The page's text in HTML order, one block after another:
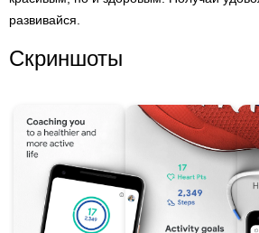
развивайся.
Скриншоты